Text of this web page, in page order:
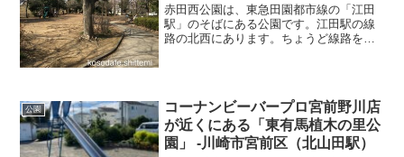
赤田西公園は、東急田園都市線の「江田
駅」のそばにある公園です。江田駅の線
路の北西にあります。ちょうど線路を越
ゃんとトイレがあります。下...
公園
コーナンビーバープロ宮前野川店
が近くにある「東有馬植木の里公
園」 -川崎市宮前区（北山田駅）